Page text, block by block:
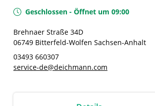
Geschlossen - Öffnet um 09:00
Brehnaer Straße 34D
06749 Bitterfeld-Wolfen Sachsen-Anhalt
03493 660307
service-de@deichmann.com